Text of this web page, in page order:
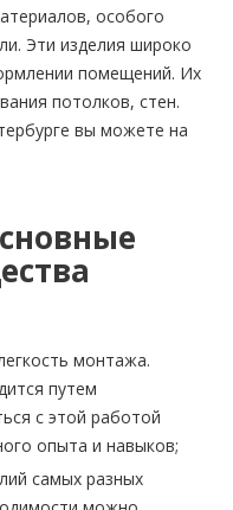
особого
Эти изделия широко
помещений. Их
потолков, стен.
вы можете на
монтажа.
путем
с этой работой
опыта и навыков;
самых разных